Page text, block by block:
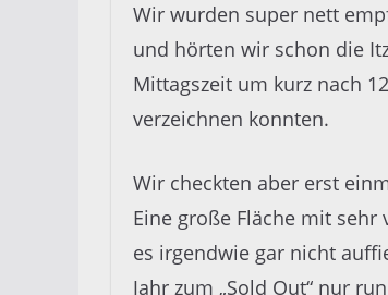
Wir wurden super nett
und hörten wir schon die
Mittagszeit um kurz nach
verzeichnen konnten.
Wir checkten aber erst
Eine große Fläche mit sehr
es irgendwie gar nicht
Jahr zum „Sold Out“ nur